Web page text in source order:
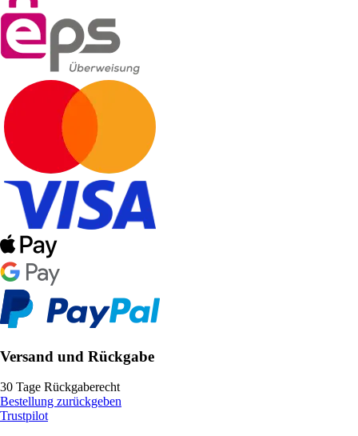
Versand und Rückgabe
30 Tage Rückgaberecht
Bestellung zurückgeben
Trustpilot